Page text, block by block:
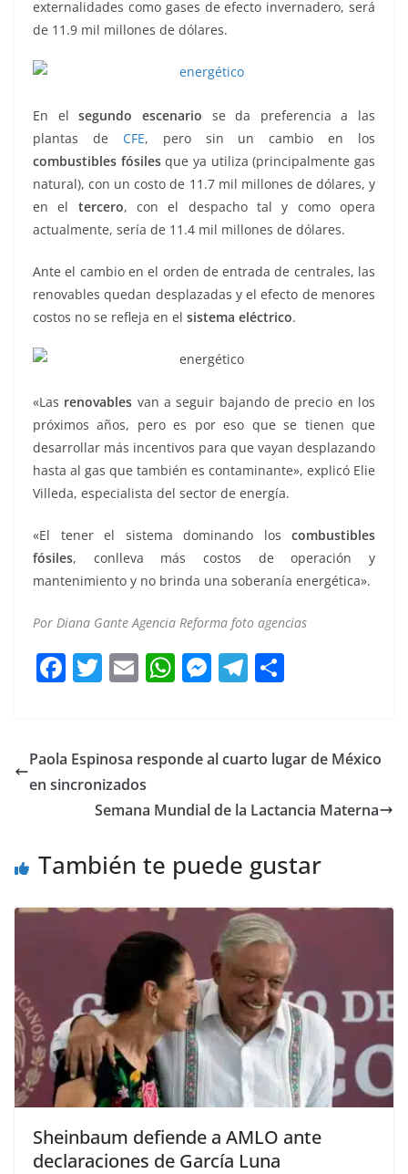
externalidades como gases de efecto invernadero, será
de 11.9 mil millones de dólares.
En el segundo escenario se da preferencia a las
plantas de CFE, pero sin un cambio en los
combustibles fósilesque ya utiliza (principalmente gas
natural), con un costo de 11.7 mil millones de dólares, y
en el tercero, con el despacho tal y como opera
actualmente, sería de 11.4 mil millones de dólares.
Ante el cambio en el orden de entrada de centrales, las
renovables quedan desplazadas y el efecto de menores
costos no se refleja en el sistema eléctrico.
«Las renovables van a seguir bajando de precio en los
próximos años, pero es por eso que se tienen que
desarrollar más incentivos para que vayan desplazando
hasta al gas que también es contaminante», explicó Elie
Villeda, especialista del sector de energía.
«El tener el sistema dominando los combustibles
fósiles, conlleva más costos de operación y
mantenimiento y no brinda una soberanía energética».
Por Diana Gante Agencia Reforma foto agencias
F
e
b
k
T
er
E
l
W
s
p
M
e
g
T
gr
m
p
tir
Paola Espinosa responde al cuarto lugar de México
en sincronizados
Semana Mundial de la Lactancia Materna
También te puede gustar
Sheinbaum defiende a AMLO ante
declaraciones de García Luna